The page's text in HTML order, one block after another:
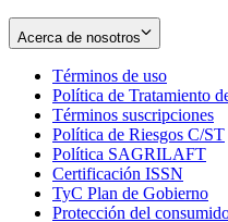
Acerca de nosotros
Términos de uso
in
new
window
Política de Tratamiento
Términos suscripciones
in
Política de Riesgos C/ST
Política SAGRILAFT
new
Certificación ISSN
in
new
TyC Plan de Gobierno
in
Protección del